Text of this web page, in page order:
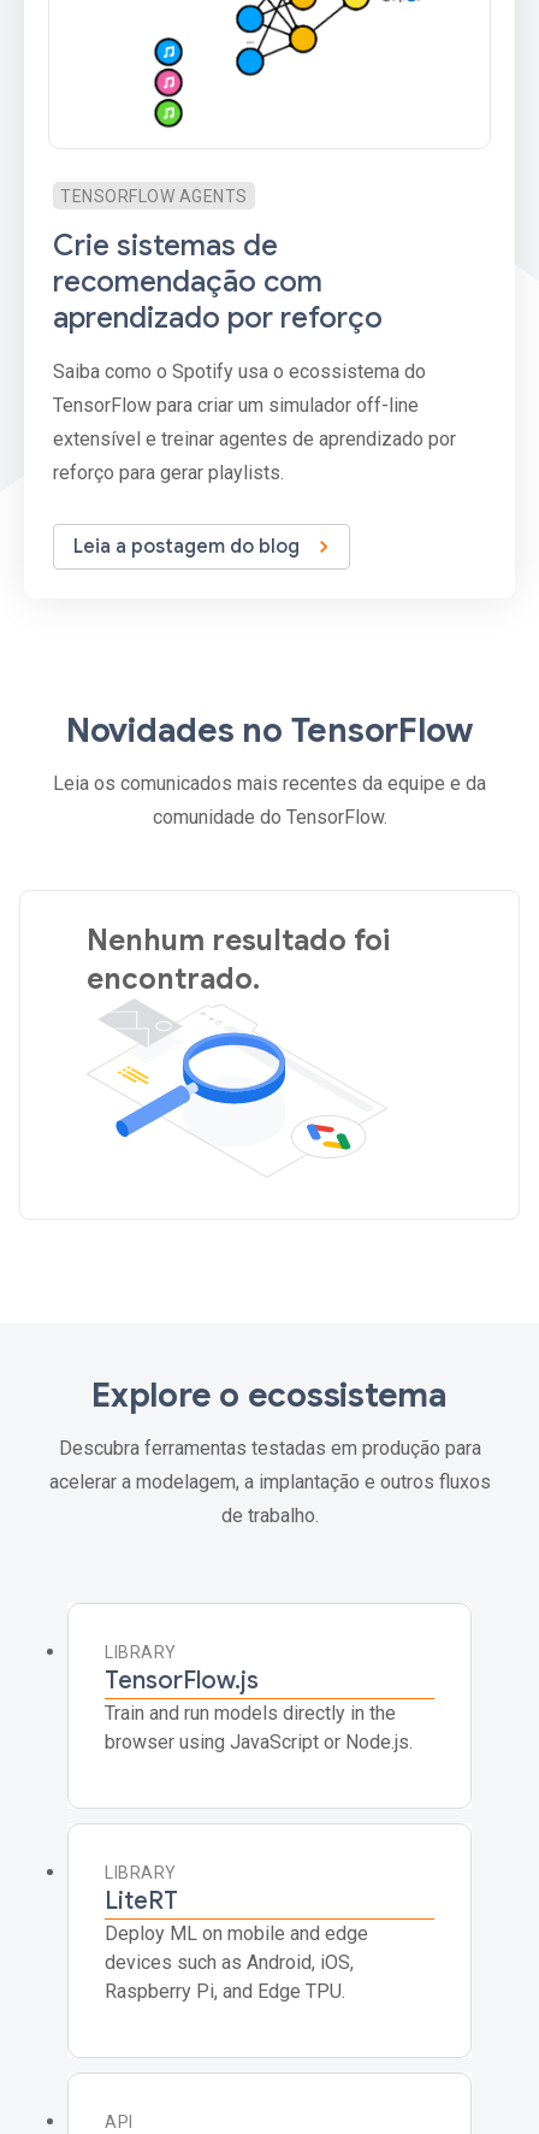
TENSORFLOW AGENTS
Crie sistemas de
recomendação com
aprendizado por reforço
Saiba como o Spotify usa o ecossistema do
TensorFlow para criar um simulador off-line
extensível e treinar agentes de aprendizado por
reforço para gerar playlists.
Leia a postagem do blog
Novidades no TensorFlow
Leia os comunicados mais recentes da equipe e da
comunidade do TensorFlow.
Nenhum resultado foi
encontrado.
Explore o ecossistema
Descubra ferramentas testadas em produção para
acelerar a modelagem, a implantação e outros fluxos
de trabalho.
LIBRARY
TensorFlow.js
Train and run models directly in the
browser using JavaScript or Node.js.
LIBRARY
LiteRT
Deploy ML on mobile and edge
devices such as Android, iOS,
Raspberry Pi, and Edge TPU.
API